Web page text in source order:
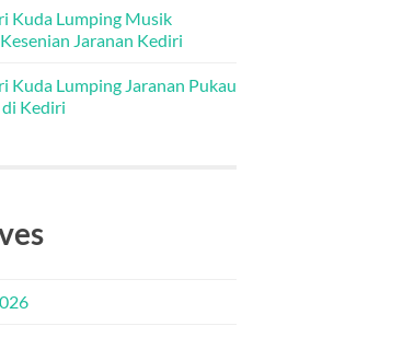
Kuda Lumping Musik
Jaranan Kediri
Kuda Lumping Jaranan Pukau
Kediri